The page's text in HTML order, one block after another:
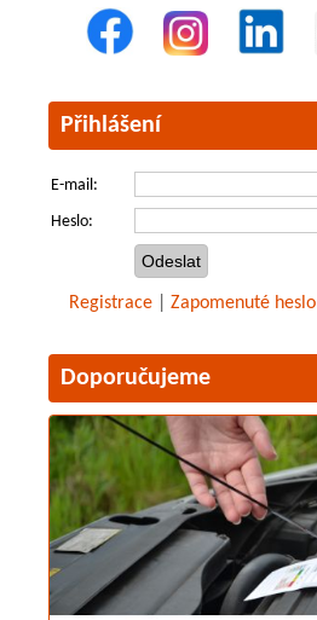
Přihlášení
E-mail:
Heslo:
Registrace Zapomenuté heslo
Doporučujeme